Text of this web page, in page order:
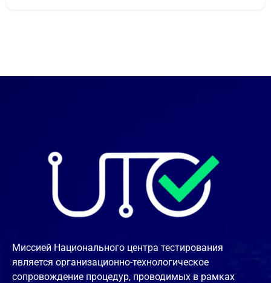
Миссией Национального центра тестирования
является организационно-технологическое
сопровождение процедур, проводимых в рамках